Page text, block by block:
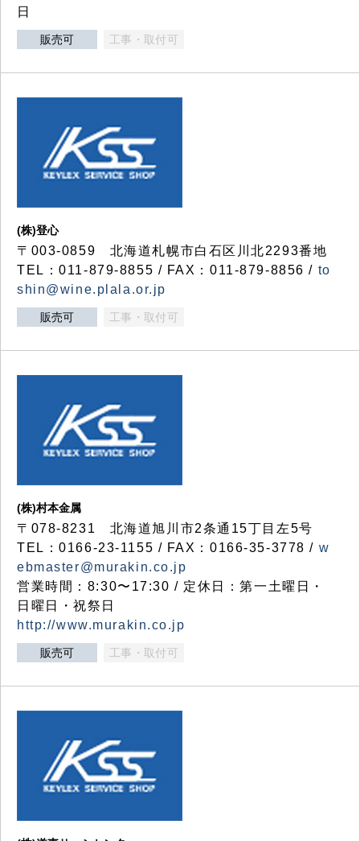
日
販売可 工事・取付可
(株)登心
〒003-0859 北海道札幌市白石区川北2293番地
TEL：011-879-8855 / FAX：011-879-8856 / to
shin@wine.plala.or.jp
販売可 工事・取付可
(株)村本金属
〒078-8231 北海道旭川市2条通15丁目左5号
TEL：0166-23-1155 / FAX：0166-35-3778 / w
ebmaster@murakin.co.jp
営業時間：8:30〜17:30 / 定休日：第一土曜日・
日曜日・祝祭日
http://www.murakin.co.jp
販売可 工事・取付可